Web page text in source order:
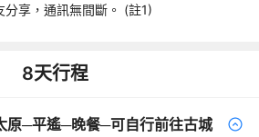
分享，通訊無間斷。 (註1)
8天行程
原─平遙─晚餐─可自行前往古城